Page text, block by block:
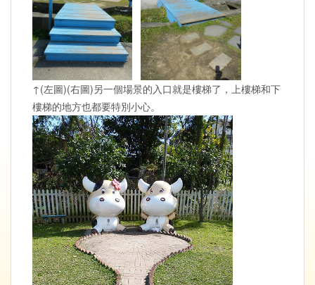
↑(左圖)(右圖)另一個場景的入口就是樓梯了，上樓梯和下
樓梯的地方也都要特別小心。